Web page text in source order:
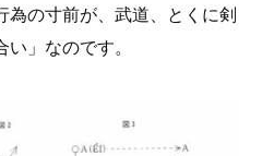
為の寸前が、武道、とくに剣
」なのです。